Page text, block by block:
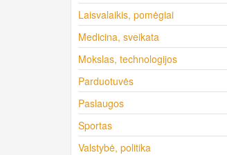
Laisvalaikis, pomėgiai
Medicina, sveikata
Mokslas, technologijos
Parduotuvės
Paslaugos
Sportas
Valstybė, politika